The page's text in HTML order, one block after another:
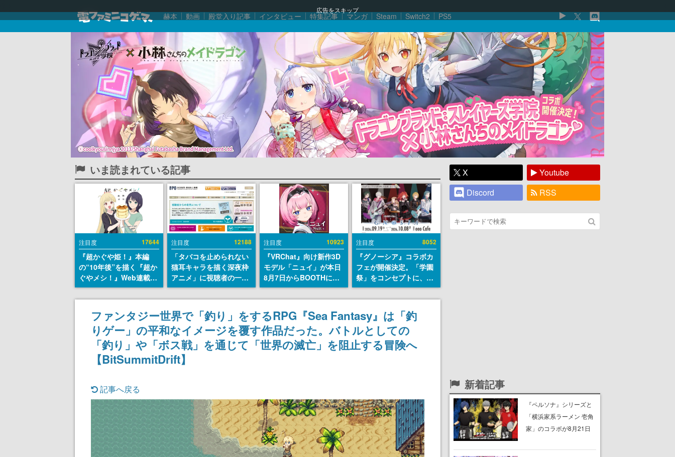
広告をスキップ
赫本 動画 殿堂入り記事 インタビュー 特集記事 マンガ Steam Switch2 PS5
いま読まれている記事
注目度 17644
『超かぐや姫！』本編
の“10年後”を描く『超か
ぐやメシ！』Web連載決
定。新たなWebマンガレ
ーベル「ビビビコミッ
ク」にて特別話が掲載ス
タート、あのお話には…
まだ続きがある！
注目度 12188
「タバコを止められない
猫耳キャラを描く深夜枠
アニメ」に視聴者の一部
から批判意見。違法薬物
の使用と思しき描写も含
めて、BPOが議論を交わ
す
注目度 10923
『VRChat』向け新作3D
モデル「ニュイ」が本日
8月7日からBOOTHにて
発売。瞳に光る星や感情
豊かな表情が、小悪魔か
わいい
注目度 8052
『グノーシア』コラボカ
フェが開催決定。「学園
祭」をコンセプトに、模
擬店やセツやSQ、ラキオ
たちが学祭バンドを楽し
む様子を切り取った新グ
ッズが展開
ファンタジー世界で「釣り」をするRPG『Sea Fantasy』は「釣
りゲー」の平和なイメージを覆す作品だった。バトルとしての
「釣り」や「ボス戦」を通じて「世界の滅亡」を阻止する冒険へ
【BitSummitDrift】
記事へ戻る
X
Youtube
Discord
RSS
新着記事
『ペルソナ』シリーズと
「横浜家系ラーメン 壱角
家」のコラボが8月21日
んこつラーメンや、おい